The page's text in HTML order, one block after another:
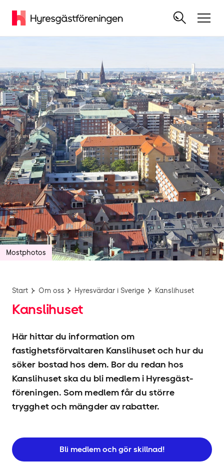
Mostphotos
Start Om oss Hyresvärdar i Sverige Kanslihuset
Kanslihuset
Här hittar du information om
fastighetsförvaltaren Kanslihuset och hur du
söker bostad hos dem. Bor du redan hos
Kanslihuset ska du bli medlem i Hyresgäst­
föreningen. Som medlem får du större
trygghet och mängder av rabatter.
Bli medlem och gör skillnad!